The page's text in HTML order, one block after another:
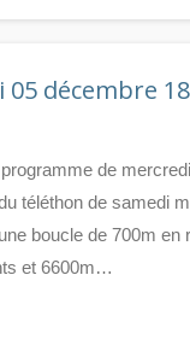
décembre
de
téléthon de samedi
boucle de 700m en
et 6600m…